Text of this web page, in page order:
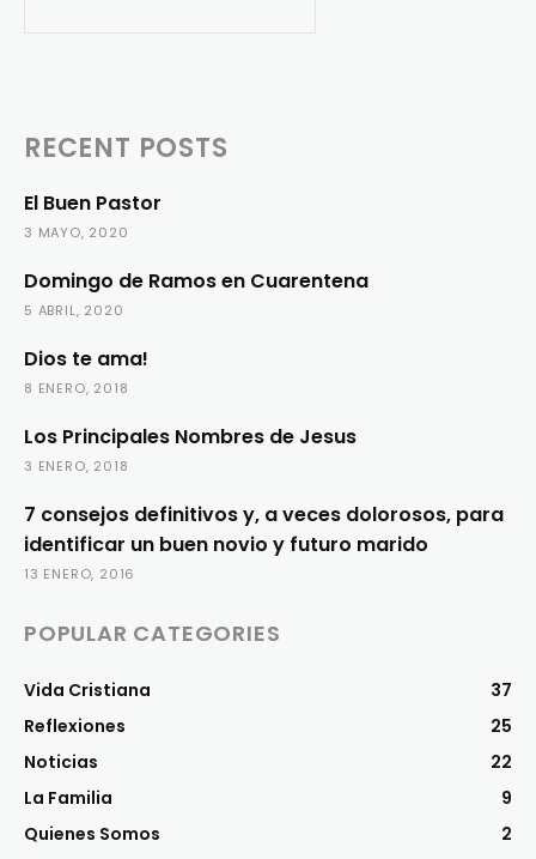
RECENT POSTS
El Buen Pastor
3 MAYO, 2020
Domingo de Ramos en Cuarentena
5 ABRIL, 2020
Dios te ama!
8 ENERO, 2018
Los Principales Nombres de Jesus
3 ENERO, 2018
7 consejos definitivos y, a veces dolorosos, para
identificar un buen novio y futuro marido
13 ENERO, 2016
POPULAR CATEGORIES
Vida Cristiana
37
Reflexiones
25
Noticias
22
La Familia
9
Quienes Somos
2